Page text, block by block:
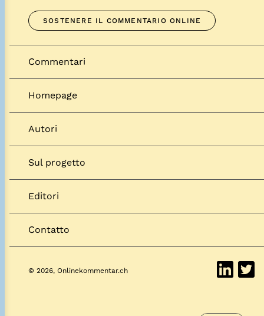
SOSTENERE IL COMMENTARIO ONLINE
Commentari
Homepage
Autori
Sul progetto
Editori
Contatto
© 2026, Onlinekommentar.ch